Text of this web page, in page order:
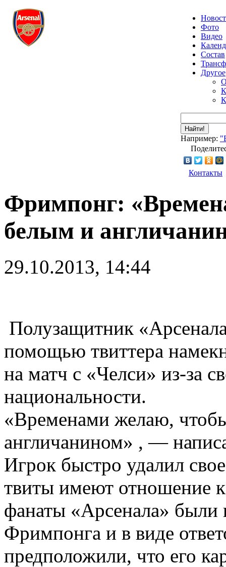
Фото
Видео
Состав
Другое
Найти!
Например:
Контакты
Фримпонг:
белым и
29.10.2013, 14:44
Полузащитник
помощью твиттера
на матч с «Челси» из-за
национальности.
«Временами желаю,
англичанином» , —
Игрок быстро удалил
твиты имеют отношение
фанаты «Арсенала» были
Фримпонга и в виде
предположили, что его